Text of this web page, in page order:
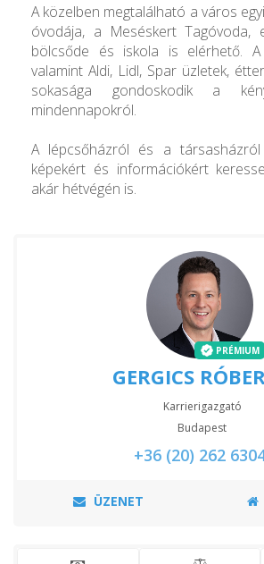
A közelben megtalálható a város
óvodája, a Meséskert Tagóvoda,
bölcsőde és iskola is elérhető. A
valamint Aldi, Lidl, Spar üzletek,
sokasága gondoskodik a
mindennapokról.
A lépcsőházról és a
képekért és információkért
akár hétvégén is.
PRÉMIUM
GERGICS
Karrierigazgató
Budapest
+36 (20) 262
ÜZENET